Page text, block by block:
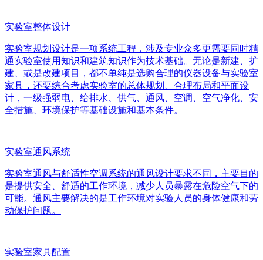
实验室整体设计
实验室规划设计是一项系统工程，涉及专业众多更需要同时精
通实验室使用知识和建筑知识作为技术基础。无论是新建、扩
建、或是改建项目，都不单纯是选购合理的仪器设备与实验室
家具，还要综合考虑实验室的总体规划、合理布局和平面设
计，一级强弱电、给排水、供气、通风、空调、空气净化、安
全措施、环境保护等基础设施和基本条件。
实验室通风系统
实验室通风与舒适性空调系统的通风设计要求不同，主要目的
是提供安全、舒适的工作环境，减少人员暴露在危险空气下的
可能。通风主要解决的是工作环境对实验人员的身体健康和劳
动保护问题。
实验室家具配置